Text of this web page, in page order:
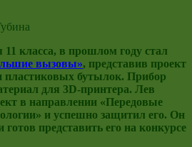
класса, в прошлом году стал
вызовы», представив проект
пластиковых бутылок. Прибор
для 3D-принтера. Лев
в направлении «Передовые
и успешно защитил его. Он
готов представить его на конкурсе